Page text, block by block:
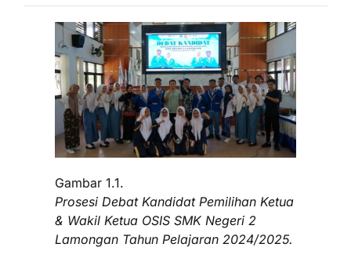
Gambar 1.1.
Prosesi Debat Kandidat Pemilihan Ketua
& Wakil Ketua OSIS SMK Negeri 2
Lamongan Tahun Pelajaran 2024/2025.